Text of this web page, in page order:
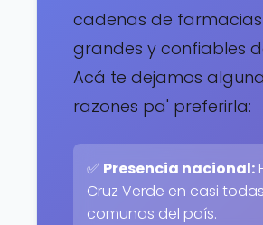
cadenas de
grandes y confiables
Acá te dejamos
razones pa' preferirla:
✅ Presencia nacional:
Cruz Verde en casi
comunas del país.